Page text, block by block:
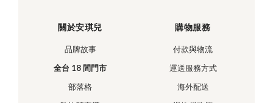
關於安琪兒
品牌故事
全台 18 間門市
部落格
購物服務
付款與物流
運送服務方式
海外配送